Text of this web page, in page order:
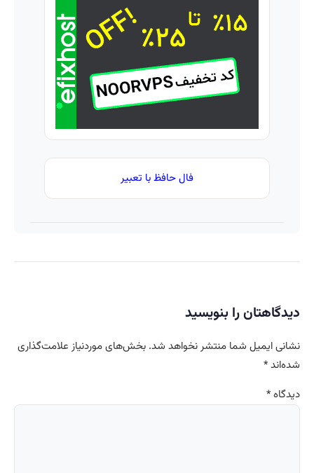
محصول
و
رو
بفروش
فال حافظ با تعبیر
دیدگاهتان را بنویسید
نشانی ایمیل شما منتشر نخواهد شد. بخش‌های موردنیاز علامت‌گذاری
شده‌اند*
دیدگاه*